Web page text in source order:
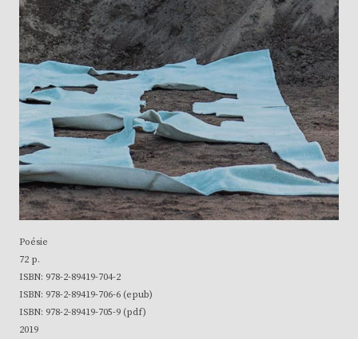
Poésie
72 p.
ISBN: 978-2-89419-704-2
ISBN: 978-2-89419-706-6 (epub)
ISBN: 978-2-89419-705-9 (pdf)
2019